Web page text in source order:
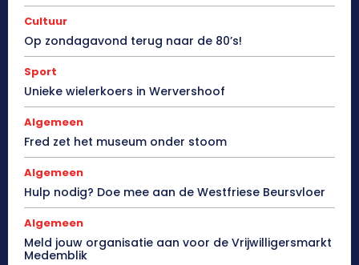
Cultuur
Op zondagavond terug naar de 80’s!
Sport
Unieke wielerkoers in Wervershoof
Algemeen
Fred zet het museum onder stoom
Algemeen
Hulp nodig? Doe mee aan de Westfriese Beursvloer
Algemeen
Meld jouw organisatie aan voor de Vrijwilligersmarkt
Medemblik